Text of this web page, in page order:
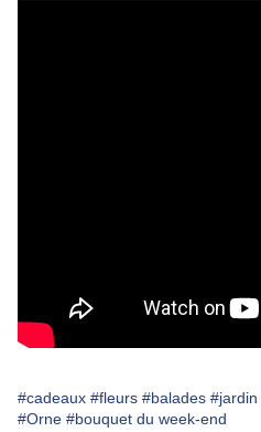
#cadeaux #fleurs #balades #jardin
#Orne #bouquet du week-end